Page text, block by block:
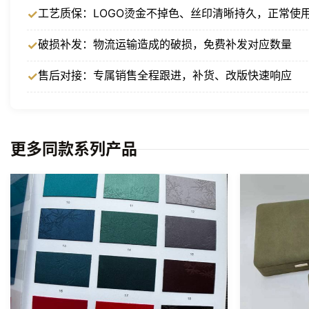
工艺质保：LOGO烫金不掉色、丝印清晰持久，正常使
破损补发：物流运输造成的破损，免费补发对应数量
售后对接：专属销售全程跟进，补货、改版快速响应
更多同款系列产品